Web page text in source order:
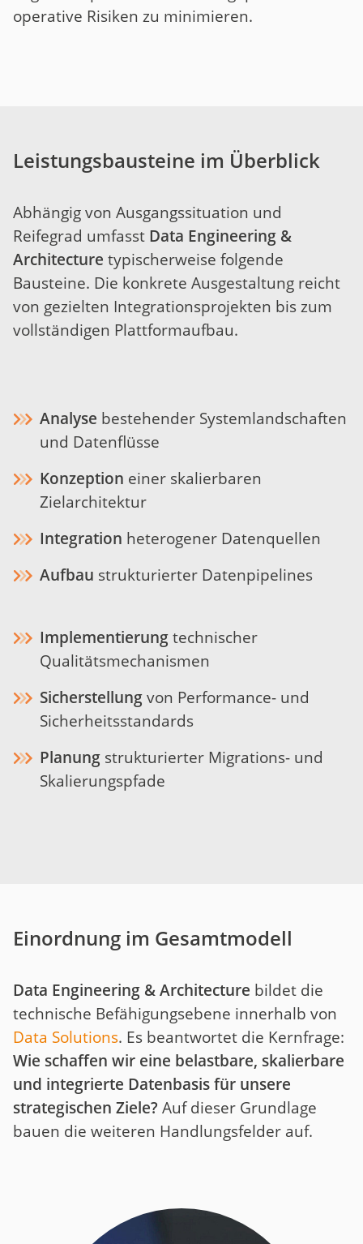
operative Risiken zu minimieren.
Leistungsbausteine im Überblick
Abhängig von Ausgangssituation und
Reifegrad umfasst Data Engineering &
Architecture typischerweise folgende
Bausteine. Die konkrete Ausgestaltung reicht
von gezielten Integrationsprojekten bis zum
vollständigen Plattformaufbau.
Analyse bestehender Systemlandschaften
und Datenflüsse
Konzeption einer skalierbaren
Zielarchitektur
Integration heterogener Datenquellen
Aufbau strukturierter Datenpipelines
Implementierungtechnischer
Qualitätsmechanismen
Sicherstellungvon Performance- und
Sicherheitsstandards
Planung strukturierter Migrations- und
Skalierungspfade
Einordnung im Gesamtmodell
Data Engineering & Architecture bildet die
technische Befähigungsebene innerhalb von
Data Solutions. Es beantwortet die Kernfrage:
Wie schaffen wir eine belastbare, skalierbare
und integrierte Datenbasis für unsere
strategischen Ziele? Auf dieser Grundlage
bauen die weiteren Handlungsfelder auf.